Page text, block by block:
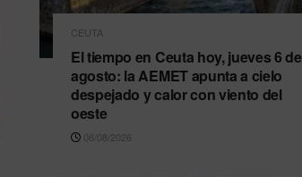
CEUTA
El tiempo en Ceuta hoy, jueves 6 de
agosto: la AEMET apunta a cielo
despejado y calor con viento del
oeste
06/08/2026